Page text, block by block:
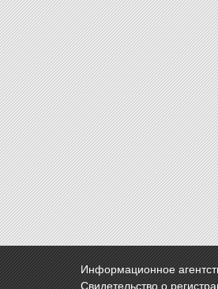
Информационное
Свидетельство о